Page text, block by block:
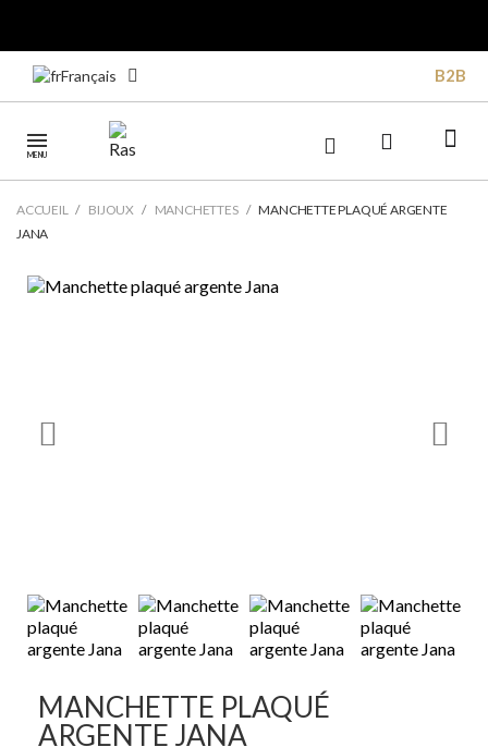
Français B2B
MENU
ACCUEIL BIJOUX MANCHETTES
MANCHETTE PLAQUÉ ARGENTE
JANA
MANCHETTE PLAQUÉ
ARGENTE JANA